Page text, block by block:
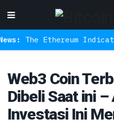
Indicator That
Web3 Coin
Dibeli Saat ini –
Investasi Ini